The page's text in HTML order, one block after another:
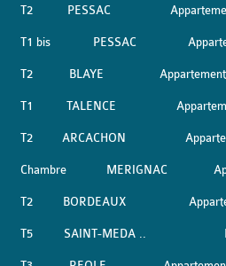
T2 PESSAC
T1 bis PESSAC
T2 BLAYE Appartement
T1 TALENCE
T2 ARCACHON
Chambre MERIGNAC
T2 BORDEAUX
T5 SAINT-MEDA ..